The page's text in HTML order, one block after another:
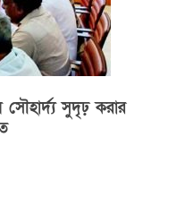
সৌহার্দ্য সুদৃঢ় করার